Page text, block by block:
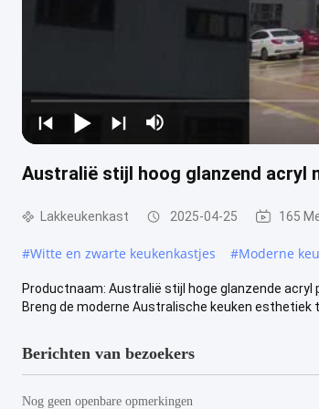
Australië stijl hoog glanzend acryl
Lakkeukenkast 2025-04-25 165
#Witte en zwarte keukenkastjes #Moderne
Productnaam: Australië stijl hoge glanzende
Breng de moderne Australische keuken esthetiek
Berichten van bezoekers
Nog geen openbare opmerkingen